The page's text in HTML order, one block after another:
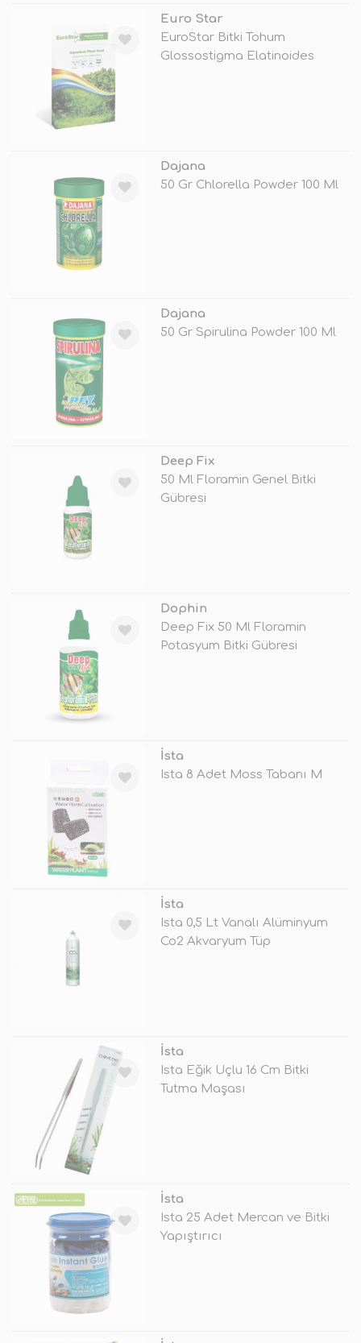
Euro Star
EuroStar Bitki Tohum
Glossostigma Elatinoides
Dajana
50 Gr Chlorella Powder 100 Ml
Dajana
50 Gr Spirulina Powder 100 Ml
Deep Fix
50 Ml Floramin Genel Bitki
Gübresi
Dophin
Deep Fix 50 Ml Floramin
Potasyum Bitki Gübresi
İsta
Ista 8 Adet Moss Tabanı M
İsta
Ista 0,5 Lt Vanalı Alüminyum
Co2 Akvaryum Tüp
İsta
Ista Eğik Uçlu 16 Cm Bitki
Tutma Maşası
İsta
Ista 25 Adet Mercan ve Bitki
Yapıştırıcı